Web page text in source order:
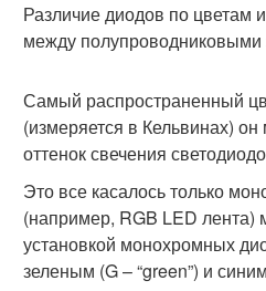
Различие диодов по цветам
между полупроводниковыми
Самый распространенный
(измеряется в Кельвинах)
оттенок свечения
Это все касалось только
(например, RGB LED лента)
установкой монохромных
зеленым (G – “green”) и